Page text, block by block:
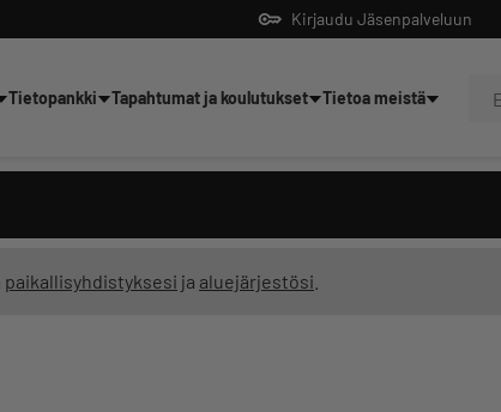
Kirjaudu Jäsenpalveluun
Tietopankki Tapahtumat ja koulutukset Tietoa meistä
paikallisyhdistyksesi ja aluejärjestösi
tekoälyltä